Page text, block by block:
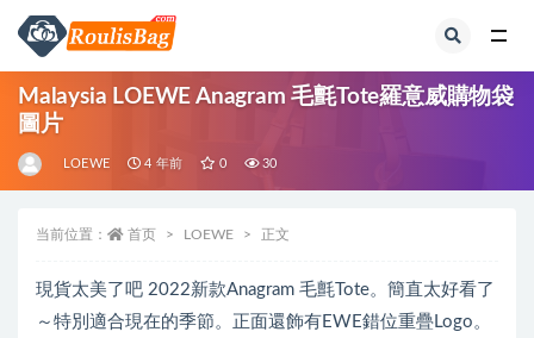
Malaysia LOEWE Anagram 毛氈Tote羅意威購物袋
圖片
LOEWE 4 年前 0 30
当前位置： 首页 LOEWE 正文
現貨太美了吧 2022新款Anagram 毛氈Tote。簡直太好看了
～特別適合現在的季節。正面還飾有EWE錯位重疊Logo。